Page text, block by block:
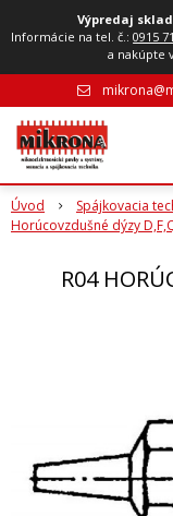
Výpredaj
Informácie na tel. č.:0915
a nakúpte
Úvod Spájkovacia
Horúcovzdušné dýzy
R04